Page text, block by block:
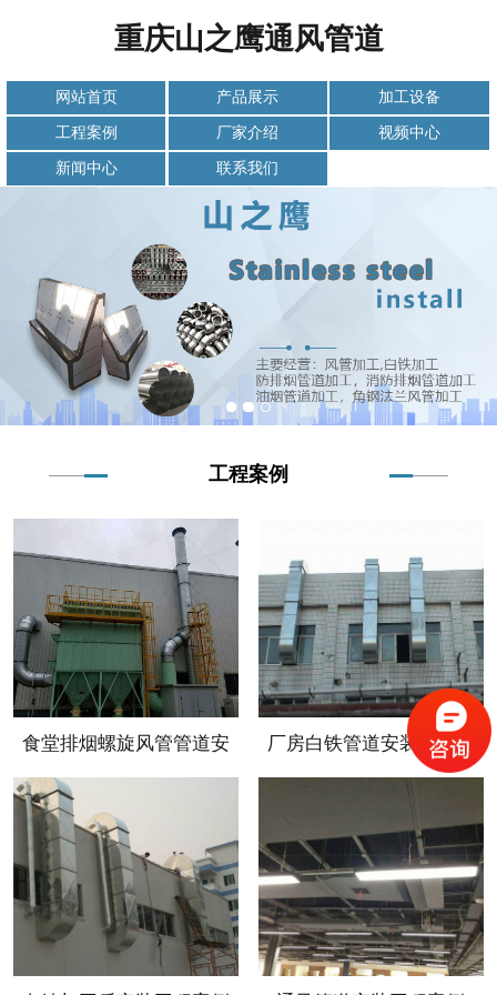
重庆山之鹰通风管道
网站首页 产品展示 加工设备
工程案例 厂家介绍 视频中心
新闻中心 联系我们
工程案例
食堂排烟螺旋风管管道安 厂房白铁管道安装工程案